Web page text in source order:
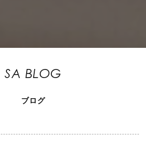
SA BLOG
ブログ